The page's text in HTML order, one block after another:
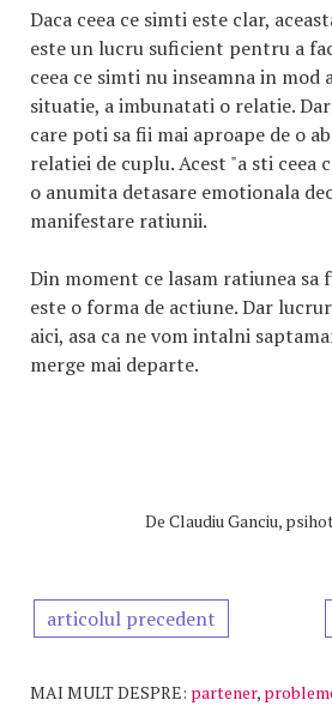
Daca ceea ce simti este clar,
este un lucru suficient pentru a
ceea ce simti nu inseamna in mod
situatie, a imbunatati o relatie.
care poti sa fii mai aproape de o
relatiei de cuplu. Acest "a sti ceea
o anumita detasare emotionala
manifestare ratiunii.
Din moment ce lasam ratiunea sa
este o forma de actiune. Dar
aici, asa ca ne vom intalni
merge mai departe.
De Claudiu Ganciu,
articolul precedent
MAI MULT DESPRE: partener,